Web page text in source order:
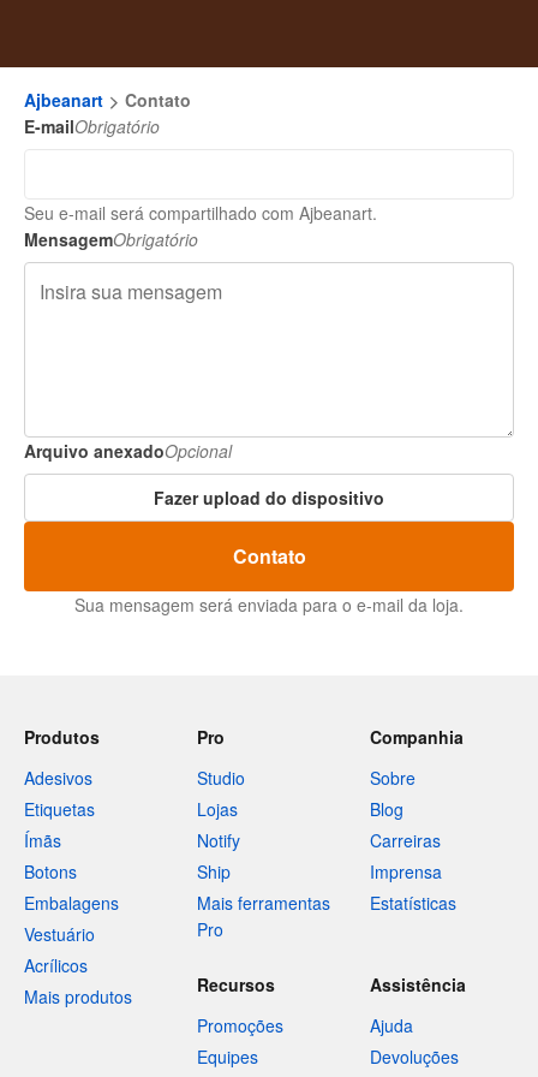
Ajbeanart
Contato
E-mailObrigatório
Seu e-mail será compartilhado com Ajbeanart.
MensagemObrigatório
Arquivo anexadoOpcional
Fazer upload do dispositivo
Contato
Sua mensagem será enviada para o e-mail da loja.
Produtos
Adesivos
Etiquetas
Ímãs
Botons
Embalagens
Vestuário
Acrílicos
Mais produtos
Pro
Studio
Lojas
Notify
Ship
Mais ferramentas
Pro
Companhia
Sobre
Blog
Carreiras
Imprensa
Estatísticas
Recursos
Promoções
Equipes
Assistência
Ajuda
Devoluções